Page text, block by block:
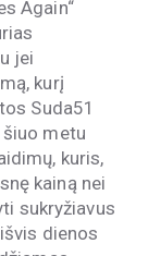
Again“
jei
kurį
Suda51
metu
kuris,
kainą nei
sukryžiavus
dienos